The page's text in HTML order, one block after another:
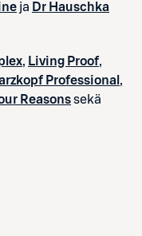
ja Dr Hauschka
, Living Proof,
Professional ,
Reasonssekä